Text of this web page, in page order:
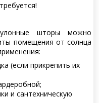
шторы можно
помещения от солнца
(если прикрепить их
и сантехническую